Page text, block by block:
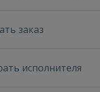
заказ
исполнителя